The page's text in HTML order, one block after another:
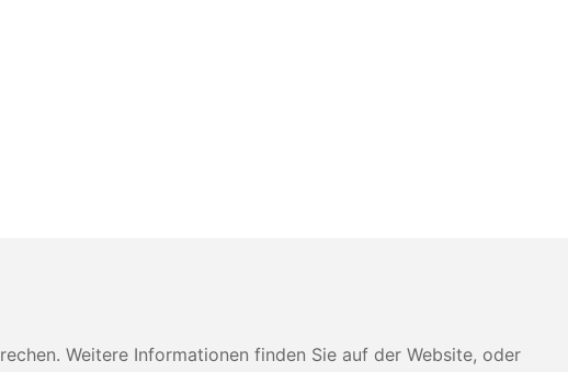
Weitere Informationen finden Sie auf der Website, oder